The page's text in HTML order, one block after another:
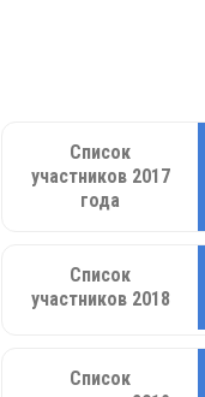
Список
участников 2017
года
Список
участников 2018
Список